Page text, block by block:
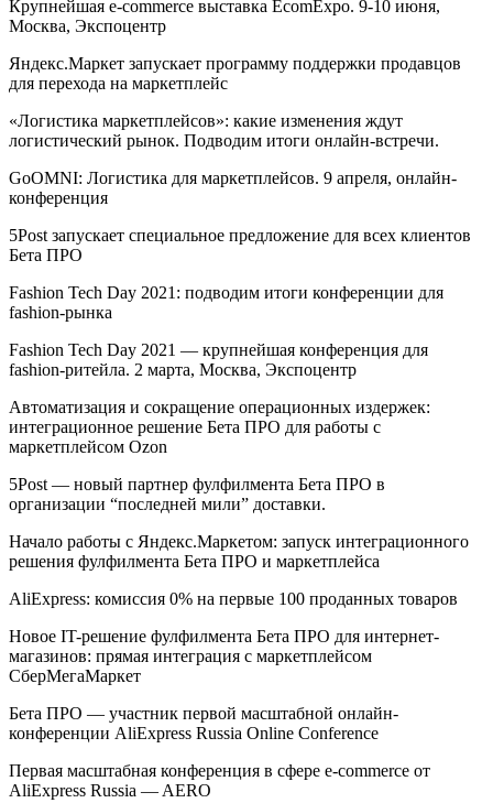
Крупнейшая e-commerce выставка EcomExpo. 9-10 июня,
Москва, Экспоцентр
Яндекс.Маркет запускает программу поддержки продавцов
для перехода на маркетплейс
«Логистика маркетплейсов»: какие изменения ждут
логистический рынок. Подводим итоги онлайн-встречи.
GoOMNI: Логистика для маркетплейсов. 9 апреля, онлайн-
конференция
5Post запускает специальное предложение для всех клиентов
Бета ПРО
Fashion Tech Day 2021: подводим итоги конференции для
fashion-рынка
Fashion Tech Day 2021 — крупнейшая конференция для
fashion-ритейла. 2 марта, Москва, Экспоцентр
Автоматизация и сокращение операционных издержек:
интеграционное решение Бета ПРО для работы с
маркетплейсом Ozon
5Post — новый партнер фулфилмента Бета ПРО в
организации “последней мили” доставки.
Начало работы с Яндекс.Маркетом: запуск интеграционного
решения фулфилмента Бета ПРО и маркетплейса
AliExpress: комиссия 0% на первые 100 проданных товаров
Новое IT-решение фулфилмента Бета ПРО для интернет-
магазинов: прямая интеграция с маркетплейсом
СберМегаМаркет
Бета ПРО — участник первой масштабной онлайн-
конференции AliExpress Russia Online Conference
Первая масштабная конференция в сфере e-commerce от
AliExpress Russia — AERO